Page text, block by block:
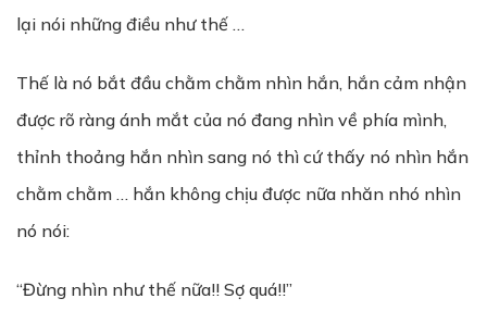
lại nói những điều như thế …
Thế là nó bắt đầu chằm chằm nhìn hắn, hắn cảm nhận
được rõ ràng ánh mắt của nó đang nhìn về phía mình,
thỉnh thoảng hắn nhìn sang nó thì cứ thấy nó nhìn hắn
chằm chằm … hắn không chịu được nữa nhăn nhó nhìn
nó nói:
“Đừng nhìn như thế nữa!! Sợ quá!!”